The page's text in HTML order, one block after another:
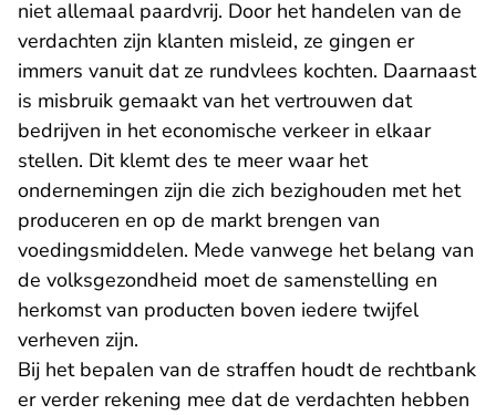
niet allemaal paardvrij. Door het handelen van de
verdachten zijn klanten misleid, ze gingen er
immers vanuit dat ze rundvlees kochten. Daarnaast
is misbruik gemaakt van het vertrouwen dat
bedrijven in het economische verkeer in elkaar
stellen. Dit klemt des te meer waar het
ondernemingen zijn die zich bezighouden met het
produceren en op de markt brengen van
voedingsmiddelen. Mede vanwege het belang van
de volksgezondheid moet de samenstelling en
herkomst van producten boven iedere twijfel
verheven zijn.
Bij het bepalen van de straffen houdt de rechtbank
er verder rekening mee dat de verdachten hebben